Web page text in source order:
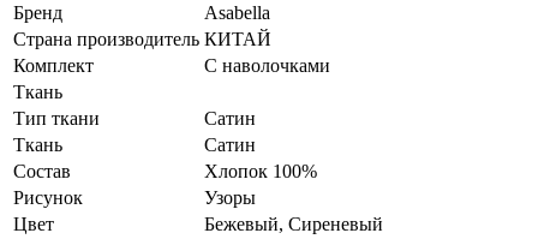
Бренд
Asabella
Страна производитель КИТАЙ
Комплект
С наволочками
Ткань
Тип ткани
Сатин
Ткань
Сатин
Состав
Хлопок 100%
Рисунок
Узоры
Цвет
Бежевый, Сиреневый